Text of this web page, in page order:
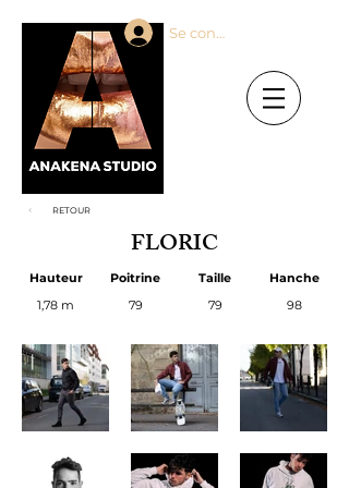
Se connecter
RETOUR
FLORIC
Hauteur
1,78 m
Poitrine
79
Taille
79
Hanche
98